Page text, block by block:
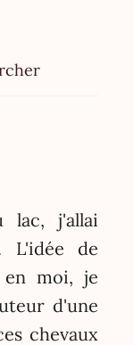
lac, j'allai
L'idée de
moi, je
d'une
chevaux